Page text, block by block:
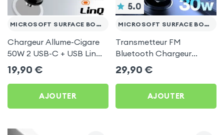
MICROSOFT SURFACE BOOK 3 13.5
Chargeur Allume-Cigare
50W 2 USB-C + USB LinQ
Noir pour Microsoft
Surface Book 3 13.5
19,90 €
AJOUTER
5.0
MICROSOFT SURFACE BOOK 3 13.5
Transmetteur FM
Bluetooth Chargeur
Voiture Noir 3mk Hyper
Car pour Microsoft
Surface Book 3 13.5
29,90 €
AJOUTER